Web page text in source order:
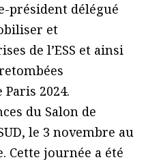
président délégué
et
de l’ESS et ainsi
2024.
du Salon de
le 3 novembre au
Cette journée a été